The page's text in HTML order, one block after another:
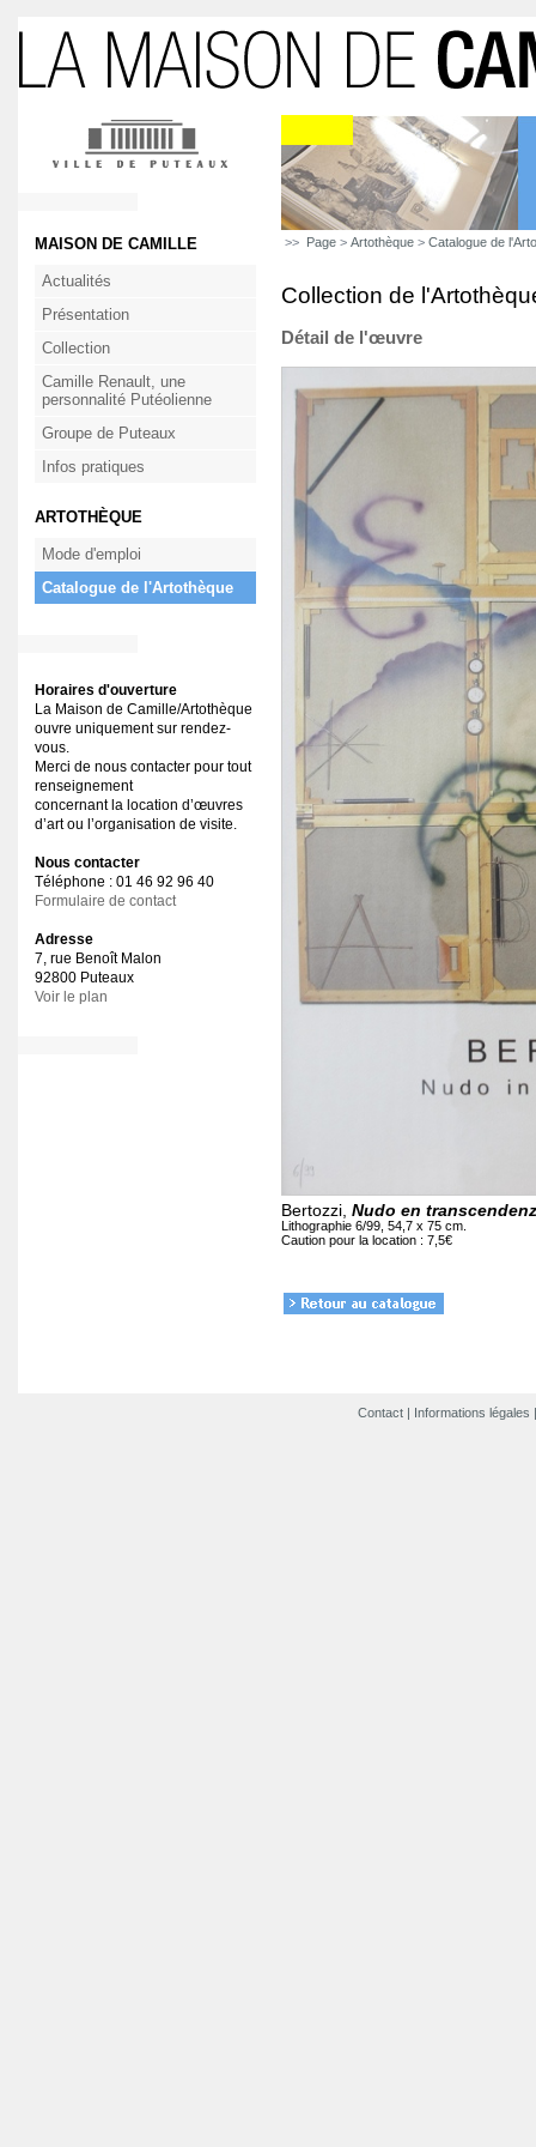
MAISON DE CAMILLE
Actualités
Présentation
Collection
Camille Renault, une
personnalité Putéolienne
Groupe de Puteaux
Infos pratiques
ARTOTHÈQUE
Mode d'emploi
Catalogue de l'Artothèque
Horaires d'ouverture
La Maison de Camille/Artothèque
ouvre uniquement sur rendez-
vous.
Merci de nous contacter pour tout
renseignement
concernant la location d’œuvres
d’art ou l’organisation de visite.
Nous contacter
Téléphone : 01 46 92 96 40
Formulaire de contact
Adresse
7, rue Benoît Malon
92800 Puteaux
Voir le plan
>> Page > Artothèque > Catalogue de
Collection de
Détail de l'œuvre
Bertozzi, Nudo en
Lithographie 6/99, 54,7 x 75 cm.
Caution pour la location : 7,5€
Contact| Informations légales